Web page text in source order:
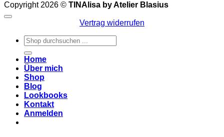
Copyright 2026 © TINAlisa by Atelier Blasius
Vertrag widerrufen
Suchen
nach:
Home
Über mich
Shop
Blog
Lookbooks
Kontakt
Anmelden